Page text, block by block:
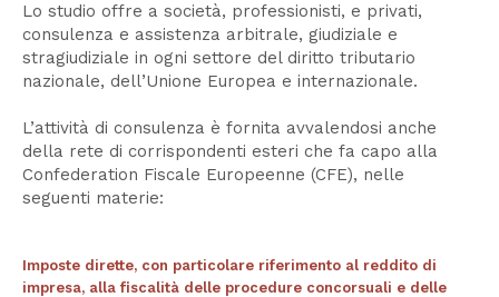
Lo studio offre a società, professionisti, e privati,
consulenza e assistenza arbitrale, giudiziale e
stragiudiziale in ogni settore del diritto tributario
nazionale, dell’Unione Europea e internazionale.
L’attività di consulenza è fornita avvalendosi anche
della rete di corrispondenti esteri che fa capo alla
Confederation Fiscale Europeenne (CFE), nelle
seguenti materie:
Imposte dirette, con particolare riferimento al reddito di
impresa, alla fiscalità delle procedure concorsuali e delle